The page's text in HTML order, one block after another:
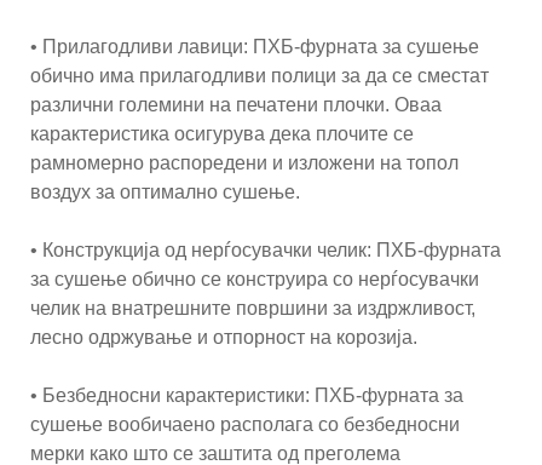
• Прилагодливи лавици: ПХБ-фурната за сушење
обично има прилагодливи полици за да се сместат
различни големини на печатени плочки. Оваа
карактеристика осигурува дека плочите се
рамномерно распоредени и изложени на топол
воздух за оптимално сушење.
• Конструкција од нерѓосувачки челик: ПХБ-фурната
за сушење обично се конструира со нерѓосувачки
челик на внатрешните површини за издржливост,
лесно одржување и отпорност на корозија.
• Безбедносни карактеристики: ПХБ-фурната за
сушење вообичаено располага со безбедносни
мерки како што се заштита од преголема